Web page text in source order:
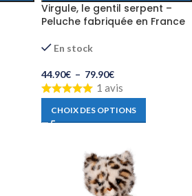
Virgule, le gentil serpent –
Peluche fabriquée en France
En stock
44.90€ – 79.90€
1 avis
CHOIX DES OPTIONS